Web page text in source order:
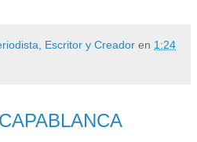
Escritor y Creador en 1:24